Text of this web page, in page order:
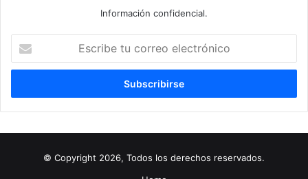
Información confidencial.
correo
© Copyright 2026, Todos los derechos reservados.